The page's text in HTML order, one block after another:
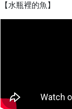
【水瓶裡的魚】